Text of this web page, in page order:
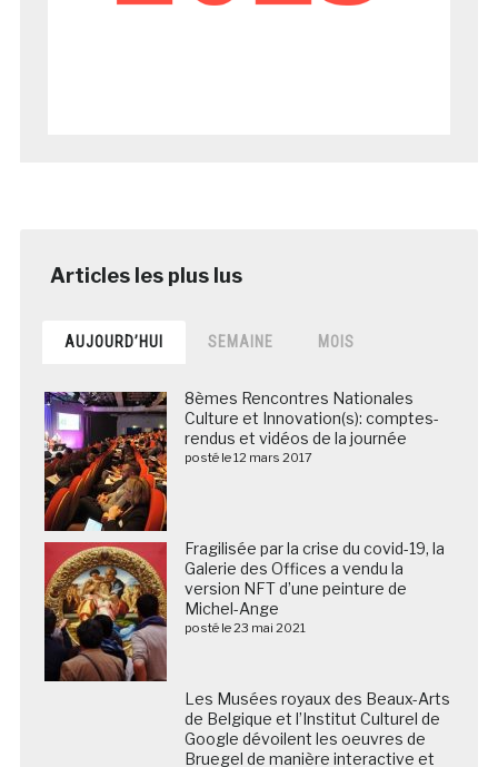
AUJOURD’HUI SEMAINE MOIS
8èmes Rencontres Nationales
Culture et Innovation(s): comptes-
rendus et vidéos de la journée
posté le 12 mars 2017
Fragilisée par la crise du covid-19, la
Galerie des Offices a vendu la
version NFT d’une peinture de
Michel-Ange
posté le 23 mai 2021
Les Musées royaux des Beaux-Arts
de Belgique et l’Institut Culturel de
Google dévoilent les oeuvres de
Bruegel de manière interactive et